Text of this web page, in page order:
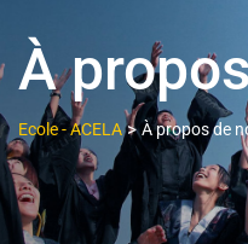
À
Ecole - ACELA>À propos de